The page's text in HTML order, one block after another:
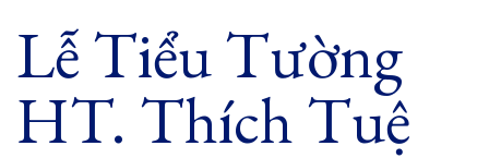
Lễ Tiểu Tường
HT. Thích Tuệ